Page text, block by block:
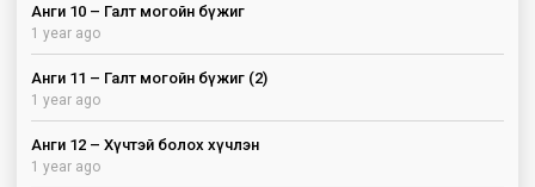
Анги 10 – Галт могойн бүжиг
1 year ago
Анги 11 – Галт могойн бүжиг (2)
1 year ago
Анги 12 – Хүчтэй болох хүчлэн
1 year ago